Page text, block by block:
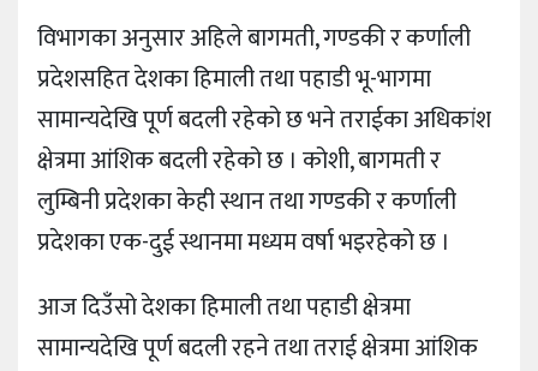
विभागका अनुसार अहिले बागमती, गण्डकी र कर्णाली
प्रदेशसहित देशका हिमाली तथा पहाडी भू-भागमा
सामान्यदेखि पूर्ण बदली रहेको छ भने तराईका अधिकांश
क्षेत्रमा आंशिक बदली रहेको छ । कोशी, बागमती र
लुम्बिनी प्रदेशका केही स्थान तथा गण्डकी र कर्णाली
प्रदेशका एक-दुई स्थानमा मध्यम वर्षा भइरहेको छ ।
आज दिउँसो देशका हिमाली तथा पहाडी क्षेत्रमा
सामान्यदेखि पूर्ण बदली रहने तथा तराई क्षेत्रमा आंशिक